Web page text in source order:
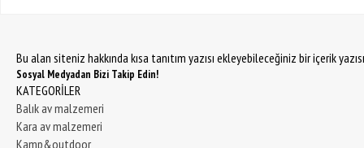
Bu alan siteniz hakkında kısa tanıtım yazısı ekleyebileceğiniz bir içerik
Sosyal Medyadan Bizi Takip Edin!
KATEGORİLER
Balık av malzemeri
Kara av malzemeri
Kamp&outdoor